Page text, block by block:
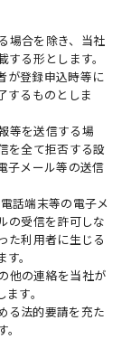
場合を除き、当社
る形とします。
が登録申込時等に
するものとしま
等を送信する場
を全て拒否する設
子メール等の送信
話端末等の電子メ
の受信を許可しな
た利用者に生じる
。
他の連絡を当社が
す。
る法的要請を充た